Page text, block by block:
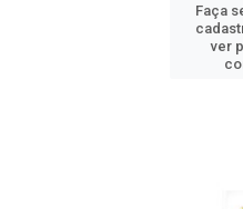
Faça
ver